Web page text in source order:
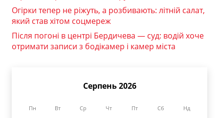
Огірки тепер не ріжуть, а розбивають: літній салат,
який став хітом соцмереж
Після погоні в центрі Бердичева — суд: водій хоче
отримати записи з бодікамер і камер міста
Серпень 2026
Пн Вт Ср Чт Пт Сб Нд